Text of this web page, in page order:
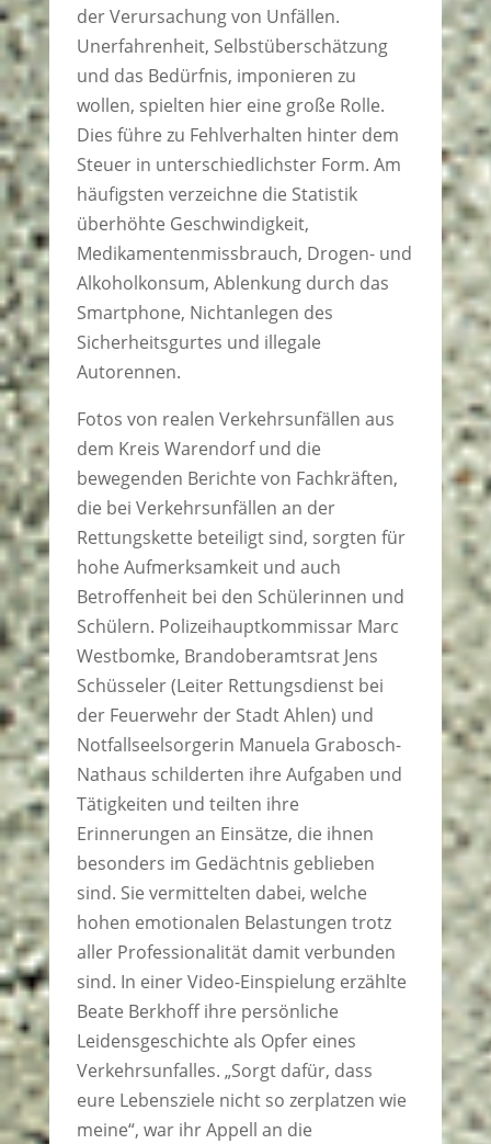
der Verursachung von Unfällen.
Unerfahrenheit, Selbstüberschätzung
und das Bedürfnis, imponieren zu
wollen, spielten hier eine große Rolle.
Dies führe zu Fehlverhalten hinter dem
Steuer in unterschiedlichster Form. Am
häufigsten verzeichne die Statistik
überhöhte Geschwindigkeit,
Medikamentenmissbrauch, Drogen- und
Alkoholkonsum, Ablenkung durch das
Smartphone, Nichtanlegen des
Sicherheitsgurtes und illegale
Autorennen.
Fotos von realen Verkehrsunfällen aus
dem Kreis Warendorf und die
bewegenden Berichte von Fachkräften,
die bei Verkehrsunfällen an der
Rettungskette beteiligt sind, sorgten für
hohe Aufmerksamkeit und auch
Betroffenheit bei den Schülerinnen und
Schülern. Polizeihauptkommissar Marc
Westbomke, Brandoberamtsrat Jens
Schüsseler (Leiter Rettungsdienst bei
der Feuerwehr der Stadt Ahlen) und
Notfallseelsorgerin Manuela Grabosch-
Nathaus schilderten ihre Aufgaben und
Tätigkeiten und teilten ihre
Erinnerungen an Einsätze, die ihnen
besonders im Gedächtnis geblieben
sind. Sie vermittelten dabei, welche
hohen emotionalen Belastungen trotz
aller Professionalität damit verbunden
sind. In einer Video-Einspielung erzählte
Beate Berkhoff ihre persönliche
Leidensgeschichte als Opfer eines
Verkehrsunfalles. „Sorgt dafür, dass
eure Lebensziele nicht so zerplatzen wie
meine“, war ihr Appell an die